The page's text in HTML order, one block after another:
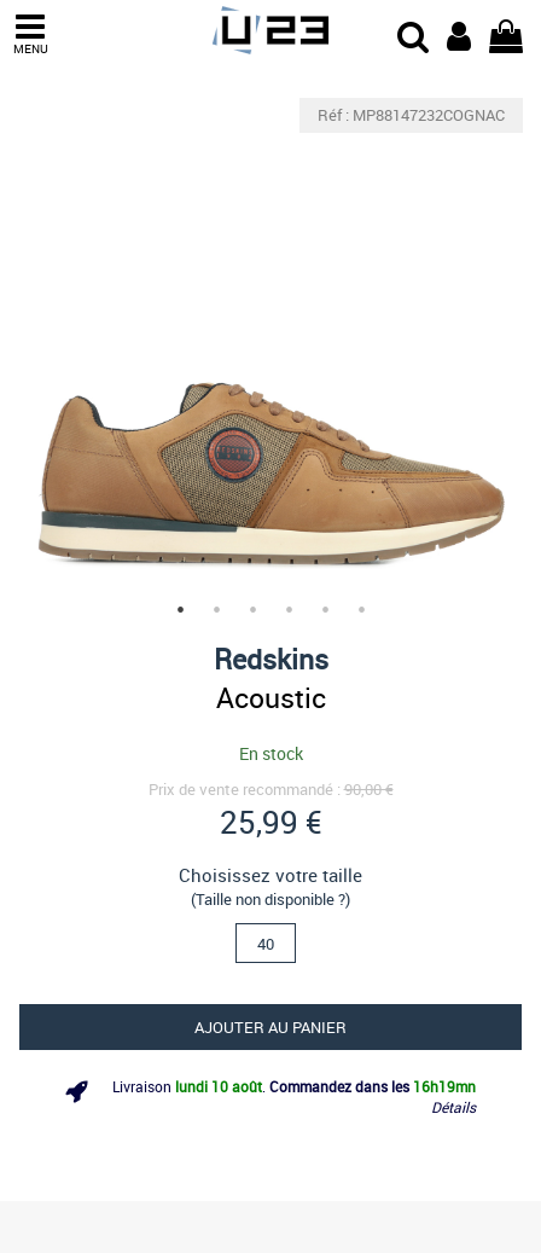
MENU
Réf : MP88147232COGNAC
Redskins
Acoustic
En stock
Prix de vente recommandé :90,00 €
25,99 €
Choisissez votre taille
(Taille non disponible ?)
40
AJOUTER AU PANIER
Livraison lundi 10 août Commandez dans les 16h19mn
Détails